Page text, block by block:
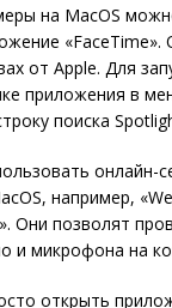
на MacOS
«FaceTime».
от Apple. Для
приложения в
поиска
онлайн-
например,
Они позволят
и микрофона на
открыть